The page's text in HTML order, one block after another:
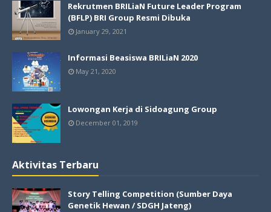
Rekrutmen BRILiaN Future Leader Program
(BFLP) BRI Group Resmi Dibuka
January 29, 2021
Informasi Beasiswa BRILiaN 2020
May 21, 2020
Lowongan Kerja di Sidoagung Group
December 01, 2019
Aktivitas Terbaru
Story Telling Competition (Sumber Daya
Genetik Hewan / SDGH Jateng)